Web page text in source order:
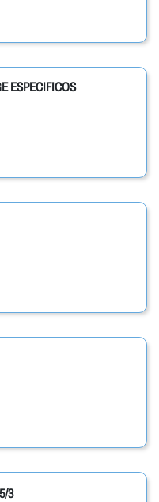
ESPECIFICOS
3